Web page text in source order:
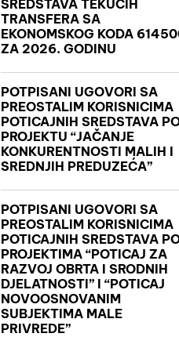
SREDSTAVA TEKUĆIH
TRANSFERA SA
EKONOMSKOG KODA
ZA 2026. GODINU
POTPISANI UGOVORI SA
PREOSTALIM KORISNICIMA
POTICAJNIH SREDSTAVA
PROJEKTU “JAČANJE
KONKURENTNOSTI MALIH I
SREDNJIH PREDUZEĆA”
POTPISANI UGOVORI SA
PREOSTALIM KORISNICIMA
POTICAJNIH SREDSTAVA
PROJEKTIMA “POTICAJ ZA
RAZVOJ OBRTA I SRODNIH
DJELATNOSTI” I “POTICAJ
NOVOOSNOVANIM
SUBJEKTIMA MALE
PRIVREDE”